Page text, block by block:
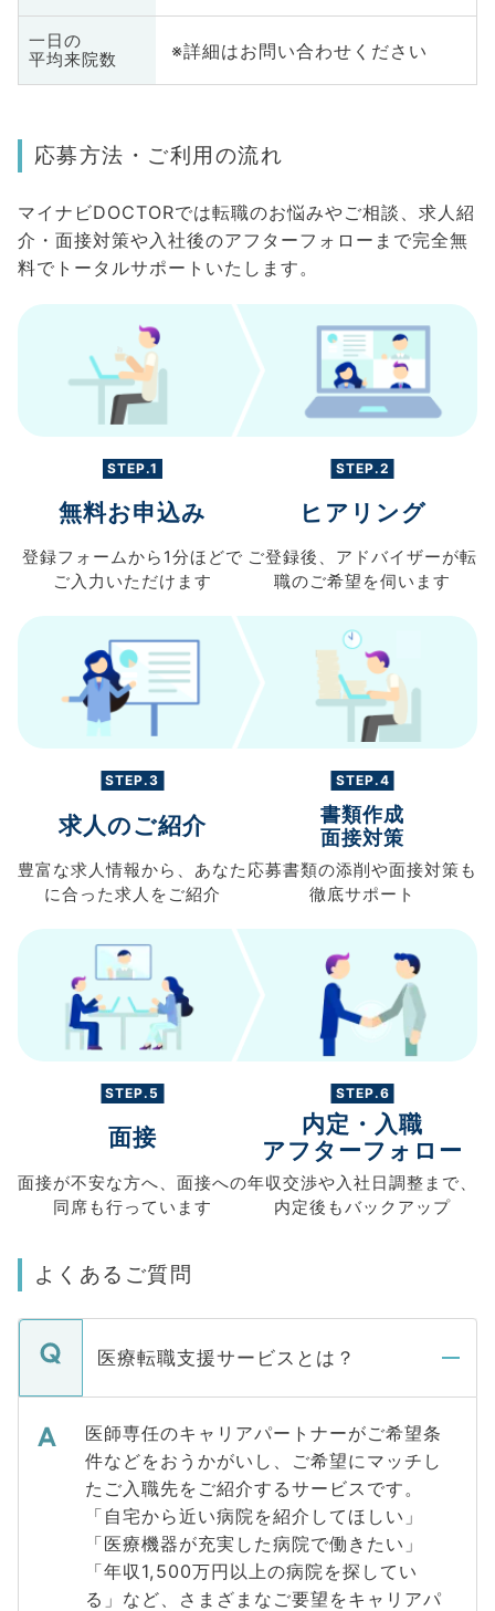
一日の
平均来院数
※詳細はお問い合わせください
応募方法・ご利用の流れ
マイナビDOCTORでは転職のお悩みやご相談、求人紹
介・面接対策や入社後のアフターフォローまで完全無
料でトータルサポートいたします。
STEP.1
無料お申込み
登録フォームから 1分ほどで
ご入力 いただけます
STEP.2
ヒアリング
ご登録後、 アドバイザーが転
職のご希望を伺います
STEP.3
求人のご紹介
豊富な求人情報から、 あなた
に合った求人を ご紹介
STEP.4
書類作成
面接対策
応募書類の添削や面接対策も
徹底サポート
STEP.5
面接
面接が不安な方へ、 面接への
同席も行っています
STEP.6
内定・入職
アフターフォロー
年収交渉や 入社日調整まで、
内定後もバックアップ
よくあるご質問
医療転職支援サービスとは？
医師専任のキャリアパートナーがご希望条
件などをおうかがいし、ご希望にマッチし
たご入職先をご紹介するサービスです。
「自宅から近い病院を紹介してほしい」
「医療機器が充実した病院で働きたい」
「年収1,500万円以上の病院を探してい
る」など、さまざまなご要望をキャリアパ